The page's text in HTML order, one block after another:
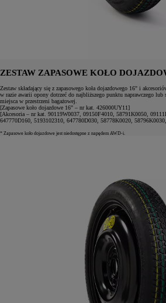
ZESTAW ZAPASOWE KOŁO
Zestaw składający się z zapasowego koła dojazdowego 16" i
w razie awarii opony dotrzeć do najbliższego punktu naprawczego lub
miejsca w przestrzeni bagażowej.
[Zapasowe koło dojazdowe 16" – nr kat. 426000UY11]
[Akcesoria – nr kat. 90119W0037, 09150F4010, 58791K0050,
647770D160, 5193102310, 647780D030, 58778K0020,
* Zapasowe koło dojazdowe jest niedostępne z napędem AWD-i.